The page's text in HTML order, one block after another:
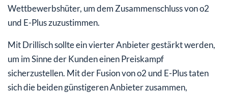
Wettbewerbshüter, um dem Zusammenschluss von o2
und E-Plus zuzustimmen.
Mit Drillisch sollte ein vierter Anbieter gestärkt werden,
um im Sinne der Kunden einen Preiskampf
sicherzustellen. Mit der Fusion von o2 und E-Plus taten
sich die beiden günstigeren Anbieter zusammen,